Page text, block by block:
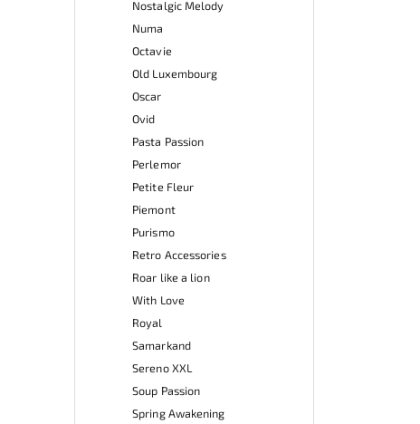
Nostalgic Melody
Numa
Octavie
Old Luxembourg
Oscar
Ovid
Pasta Passion
Perlemor
Petite Fleur
Piemont
Purismo
Retro Accessories
Roar like a lion
With Love
Royal
Samarkand
Sereno XXL
Soup Passion
Spring Awakening